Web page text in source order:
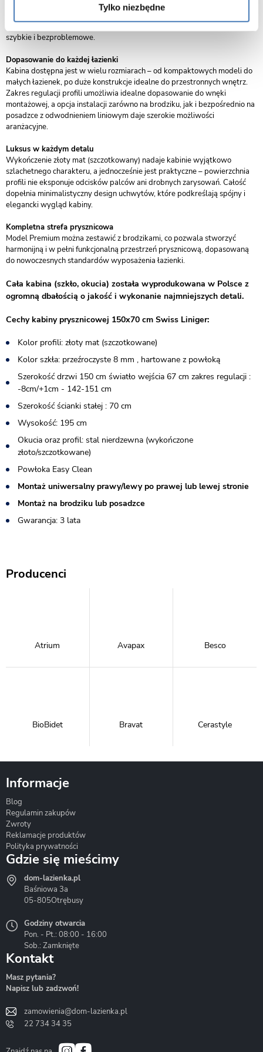
Tylko niezbędne
NanoProtect, która ogranicza osadzanie się kamienia, mydła i
zanieczyszczeń, ułatwiając codzienną pielęgnację. Dzięki temu szkło na
szybkie i bezproblemowe.
Dopasowanie do każdej łazienki
Kabina dostępna jest w wielu rozmiarach – od kompaktowych modeli do
małych łazienek, po duże konstrukcje idealne do przestronnych wnętrz.
Zakres regulacji profili umożliwia idealne dopasowanie do wnęki
montażowej, a opcja instalacji zarówno na brodziku, jak i bezpośrednio na
posadzce z odwodnieniem liniowym daje szerokie możliwości
aranżacyjne.
Luksus w każdym detalu
Wykończenie złoty mat (szczotkowany) nadaje kabinie wyjątkowo
szlachetnego charakteru, a jednocześnie jest praktyczne – powierzchnia
profili nie eksponuje odcisków palców ani drobnych zarysowań. Całość
dopełnia minimalistyczny design uchwytów, które podkreślają spójny i
elegancki wygląd kabiny.
Kompletna strefa prysznicowa
Model Premium można zestawić z brodzikami, co pozwala stworzyć
harmonijną i w pełni funkcjonalną przestrzeń prysznicową, dopasowaną
do nowoczesnych standardów wyposażenia łazienki.
Cała kabina (szkło, okucia) została wyprodukowana w Polsce z
ogromną dbałością o jakość i wykonanie najmniejszych detali.
Cechy kabiny prysznicowej 150x70 cm Swiss Liniger:
Kolor profili: złoty mat (szczotkowane)
Kolor szkła: przeźroczyste 8 mm , hartowane z powłoką
Szerokość drzwi 150 cm światło wejścia 67 cm zakres regulacji :
-8cm/+1cm - 142-151 cm
Szerokość ścianki stałej : 70 cm
Wysokość: 195 cm
Okucia oraz profil: stal nierdzewna (wykończone
złoto/szczotkowane)
Powłoka Easy Clean
Montaż uniwersalny prawy/lewy po prawej lub lewej stronie
Montaż na brodziku lub posadzce
Gwarancja: 3 lata
Producenci
Atrium Avapax Besco
BioBidet Bravat Cerastyle
Hydrostop
Liveno
Bath&Spa
Informacje
Blog
Regulamin zakupów
Zwroty
Reklamacje produktów
Polityka prywatności
Gdzie się mieścimy
dom-lazienka.pl
Baśniowa 3a
05-805Otrębusy
Godziny otwarcia
Pon. - Pt.: 08:00 - 16:00
Sob.: Zamknięte
Kontakt
Masz pytania?
Napisz lub zadzwoń!
zamowienia@dom-lazienka.pl
22 734 34 35